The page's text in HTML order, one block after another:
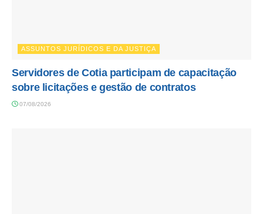
ASSUNTOS JURÍDICOS E DA JUSTIÇA
Servidores de Cotia participam de capacitação
sobre licitações e gestão de contratos
07/08/2026